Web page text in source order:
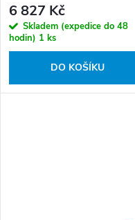
vaničky
6 827 Kč
Skladem (expedice do 48
hodin) 1 ks
DO KOŠÍKU